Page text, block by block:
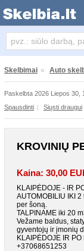
Skelbimai » Auto
Paskelbta 2026 Liepos 30,
Spausdinti | Siųsti draugui
KROVINIŲ
Kaina: 30,00
KLAIPĖDOJE - IR
AUTOMOBILIU IKI
per šoną.
TALPINAME iki 20
Vežame baldus,
gyventojų ir įmonių
KLAIPĖDOJE IR
+37068651253